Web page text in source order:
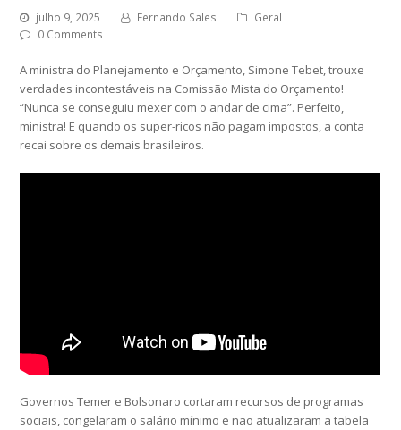
julho 9, 2025 Fernando Sales
Geral
0 Comments
A ministra do Planejamento e Orçamento, Simone Tebet, trouxe
verdades incontestáveis na Comissão Mista do Orçamento!
“Nunca se conseguiu mexer com o andar de cima”. Perfeito,
ministra! E quando os super-ricos não pagam impostos, a conta
recai sobre os demais brasileiros.
Governos Temer e Bolsonaro cortaram recursos de programas
sociais, congelaram o salário mínimo e não atualizaram a tabela